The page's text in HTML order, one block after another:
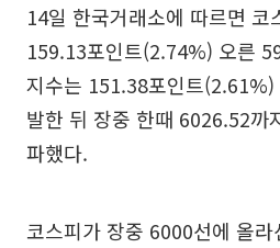
14일 한국거래소에 따르면 코
159.13포인트(2.74%) 오른
지수는 151.38포인트
발한 뒤 장중 한때 6026.52까
파했다.
코스피가 장중 6000선에 올